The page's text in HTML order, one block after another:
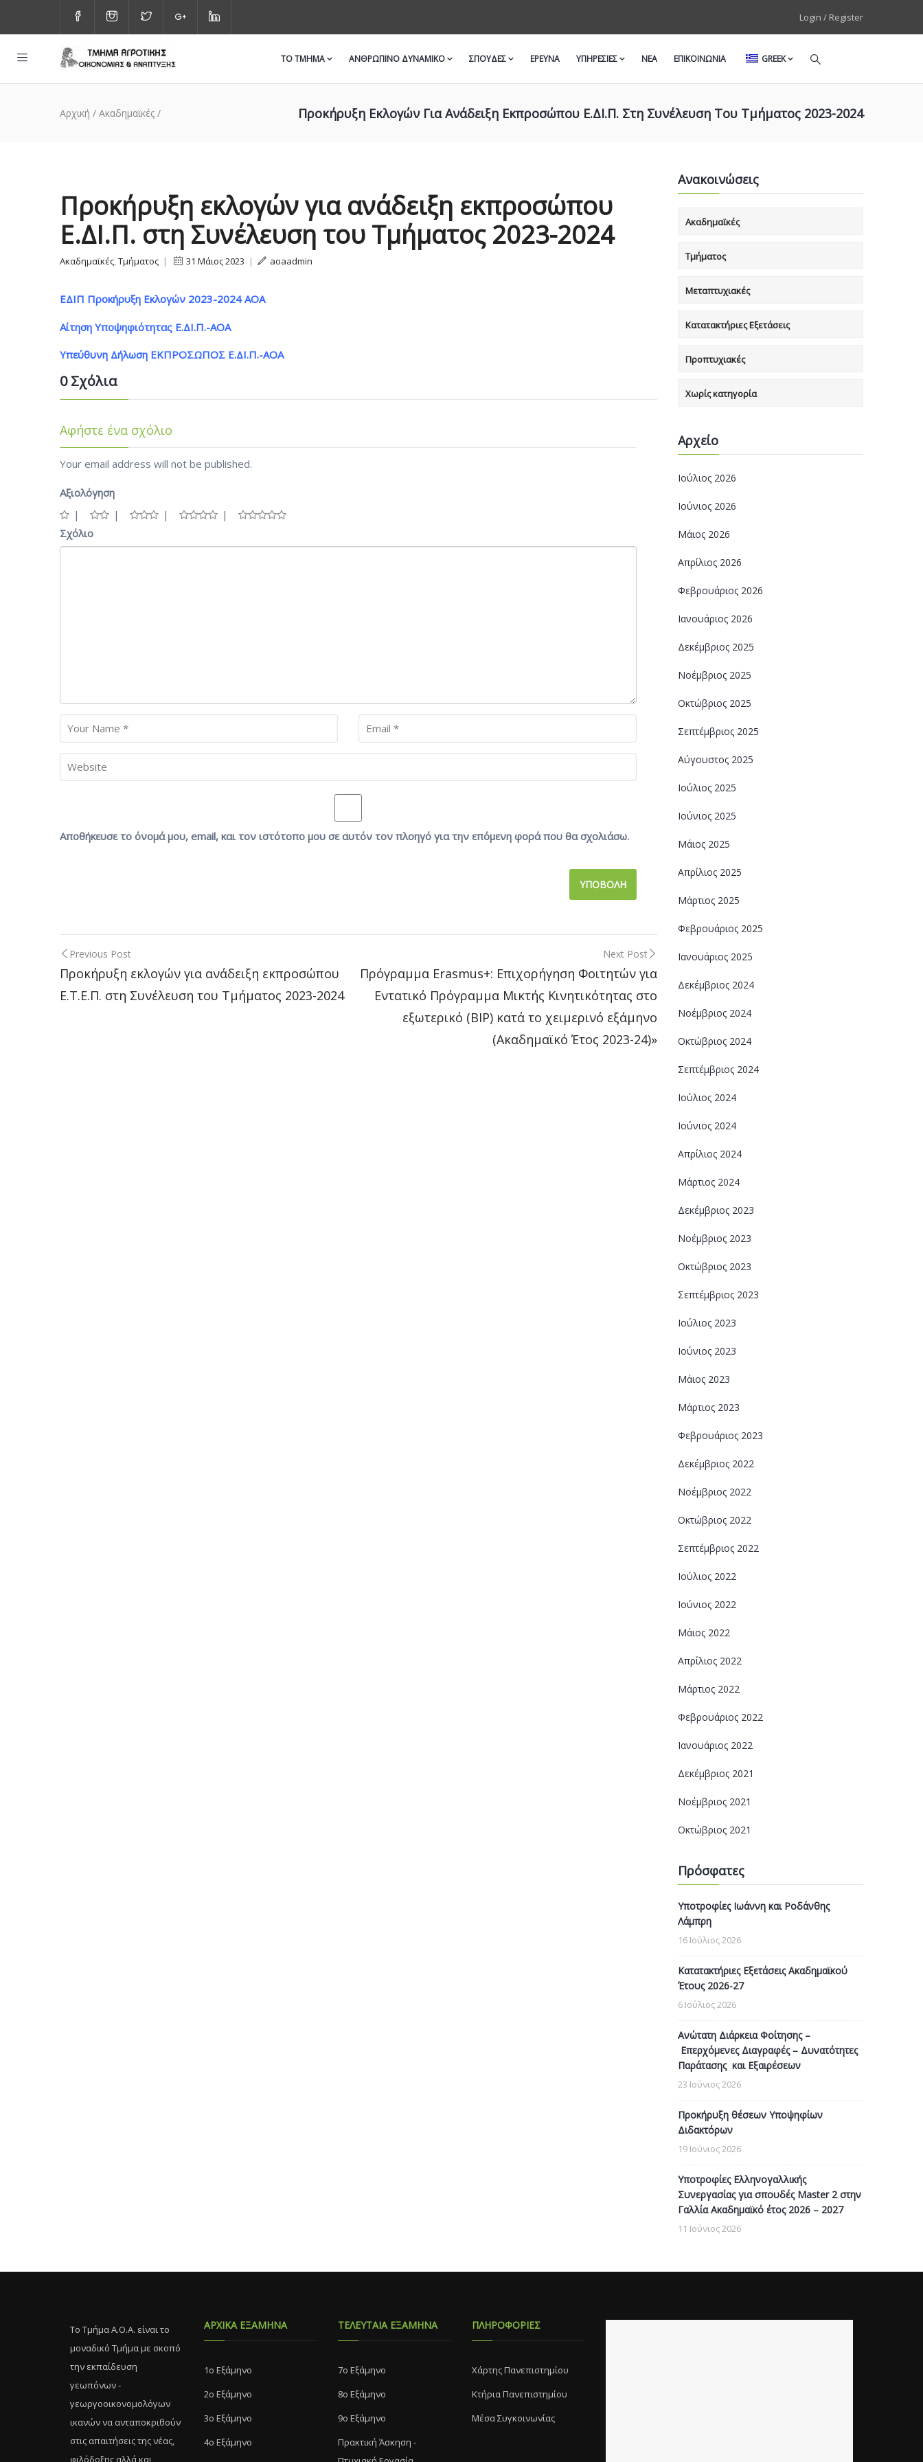
Login / Register
ΤΟ ΤΜΗΜΑ ΑΝΘΡΩΠΙΝΟ ΔΥΝΑΜΙΚΟ ΣΠΟΥΔΕΣ ΈΡΕΥΝΑ ΥΠΗΡΕΣΙΕΣ ΝΕΑ ΕΠΙΚΟΙΝΩΝΙΑ GREEK
Προκήρυξη Εκλογών Για Ανάδειξη Εκπροσώπου Ε.ΔΙ.Π. Στη Συνέλευση Του Τμήματος 2023-2024
Αρχική / Ακαδημαϊκές /
Προκήρυξη εκλογών για ανάδειξη εκπροσώπου
Ε.ΔΙ.Π. στη Συνέλευση του Τμήματος 2023-2024
Ακαδημαϊκές,Τμήματος | 31 Μάιος 2023 | aoaadmin
ΕΔΙΠ Προκήρυξη Εκλογών 2023-2024 ΑΟΑ
Αίτηση Υποψηφιότητας Ε.ΔΙ.Π.-ΑΟΑ
Υπεύθυνη Δήλωση ΕΚΠΡΟΣΩΠΟΣ Ε.ΔΙ.Π.-ΑΟΑ
0 Σχόλια
Αφήστε ένα σχόλιο
Your email address will not be published.
Αξιολόγηση
Σχόλιο
Αποθήκευσε το όνομά μου, email, και τον ιστότοπο μου σε αυτόν τον πλοηγό για την επόμενη φορά που θα σχολιάσω.
Post
navigation
Previous Post
Προκήρυξη εκλογών για ανάδειξη εκπροσώπου
Ε.Τ.Ε.Π. στη Συνέλευση του Τμήματος 2023-2024
Next Post
Πρόγραμμα Erasmus+: Επιχορήγηση Φοιτητών για
Εντατικό Πρόγραμμα Μικτής Κινητικότητας στο
εξωτερικό (BIP) κατά το χειμερινό εξάμηνο
(Ακαδημαϊκό Έτος 2023-24)»
Ανακοινώσεις
Ακαδημαϊκές
Τμήματος
Μεταπτυχιακές
Κατατακτήριες Εξετάσεις
Προπτυχιακές
Χωρίς κατηγορία
Αρχείο
Ιούλιος 2026
Ιούνιος 2026
Μάιος 2026
Απρίλιος 2026
Φεβρουάριος 2026
Ιανουάριος 2026
Δεκέμβριος 2025
Νοέμβριος 2025
Οκτώβριος 2025
Σεπτέμβριος 2025
Αύγουστος 2025
Ιούλιος 2025
Ιούνιος 2025
Μάιος 2025
Απρίλιος 2025
Μάρτιος 2025
Φεβρουάριος 2025
Ιανουάριος 2025
Δεκέμβριος 2024
Νοέμβριος 2024
Οκτώβριος 2024
Σεπτέμβριος 2024
Ιούλιος 2024
Ιούνιος 2024
Απρίλιος 2024
Μάρτιος 2024
Δεκέμβριος 2023
Νοέμβριος 2023
Οκτώβριος 2023
Σεπτέμβριος 2023
Ιούλιος 2023
Ιούνιος 2023
Μάιος 2023
Μάρτιος 2023
Φεβρουάριος 2023
Δεκέμβριος 2022
Νοέμβριος 2022
Οκτώβριος 2022
Σεπτέμβριος 2022
Ιούλιος 2022
Ιούνιος 2022
Μάιος 2022
Απρίλιος 2022
Μάρτιος 2022
Φεβρουάριος 2022
Ιανουάριος 2022
Δεκέμβριος 2021
Νοέμβριος 2021
Οκτώβριος 2021
Πρόσφατες
Υποτροφίες Ιωάννη και Ροδάνθης
Λάμπρη
16 Ιούλιος 2026
Κατατακτήριες Εξετάσεις Ακαδημαϊκού
Έτους 2026-27
6 Ιούλιος 2026
Ανώτατη Διάρκεια Φοίτησης –
Επερχόμενες Διαγραφές – Δυνατότητες
Παράτασης και Εξαιρέσεων
23 Ιούνιος 2026
Προκήρυξη θέσεων Υποψηφίων
Διδακτόρων
19 Ιούνιος 2026
Υποτροφίες Ελληνογαλλικής
Συνεργασίας για σπουδές Master 2 στην
Γαλλία Ακαδημαϊκό έτος 2026 – 2027
11 Ιούνιος 2026
Το Τμήμα Α.Ο.Α. είναι το
μοναδικό Τμήμα με σκοπό
την εκπαίδευση
γεωπόνων -
γεωργοοικονομολόγων
ικανών να ανταποκριθούν
στις απαιτήσεις της νέας,
φιλόδοξης αλλά και
ΑΡΧΙΚΑ ΕΞΑΜΗΝΑ
1ο Εξάμηνο
2ο Εξάμηνο
3ο Εξάμηνο
4ο Εξάμηνο
ΤΕΛΕΥΤΑΙΑ ΕΞΑΜΗΝΑ
7o Eξάμηνο
8o Eξάμηνο
9ο Εξάμηνο
Πρακτική Άσκηση -
ΠΛΗΡΟΦΟΡΙΕΣ
Χάρτης Πανεπιστημίου
Κτήρια Πανεπιστημίου
Μέσα Συγκοινωνίας